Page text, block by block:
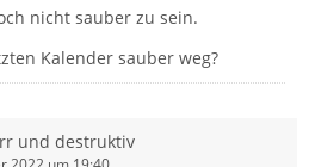
nicht sauber zu sein.
Kalender sauber weg?
und destruktiv